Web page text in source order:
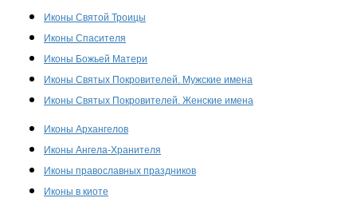
Иконы Святой Троицы
Иконы Спасителя
Иконы Божьей Матери
Иконы Святых Покровителей. Мужские имена
Иконы Святых Покровителей. Женские имена
Иконы Архангелов
Иконы Ангела-Хранителя
Иконы православных праздников
Иконы в киоте